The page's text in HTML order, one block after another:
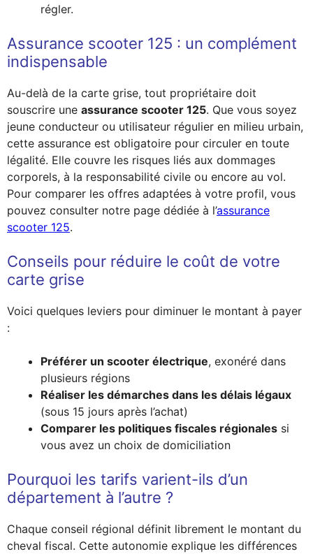
régler.
Assurance scooter 125 : un complément
indispensable
Au-delà de la carte grise, tout propriétaire doit
souscrire une assurance scooter 125. Que vous soyez
jeune conducteur ou utilisateur régulier en milieu urbain,
cette assurance est obligatoire pour circuler en toute
légalité. Elle couvre les risques liés aux dommages
corporels, à la responsabilité civile ou encore au vol.
Pour comparer les offres adaptées à votre profil, vous
pouvez consulter notre page dédiée à l’assurance
scooter 125.
Conseils pour réduire le coût de votre
carte grise
Voici quelques leviers pour diminuer le montant à payer
:
Préférer un scooter électrique, exonéré dans
plusieurs régions
Réaliser les démarches dans les délais légaux
(sous 15 jours après l’achat)
Comparer les politiques fiscales régionales si
vous avez un choix de domiciliation
Pourquoi les tarifs varient-ils d’un
département à l’autre ?
Chaque conseil régional définit librement le montant du
cheval fiscal. Cette autonomie explique les différences